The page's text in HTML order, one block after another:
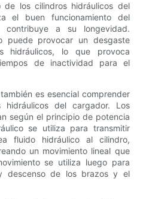
de los cilindros hidráulicos del
el buen funcionamiento del
a su longevidad.
puede provocar un desgaste
hidráulicos, lo que provoca
de inactividad para el
es esencial comprender
del cargador. Los
según el principio de potencia
se utiliza para transmitir
fluido hidráulico al cilindro,
un movimiento lineal que
se utiliza luego para
descenso de los brazos y el